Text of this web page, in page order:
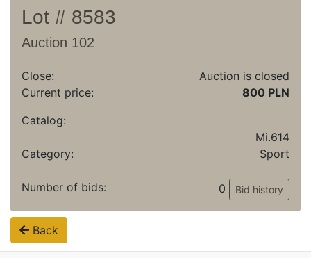
Lot # 8583
Auction 102
Close:
Auction is closed
Current price:
800 PLN
Catalog:
Mi.614
Category:
Sport
Number of bids: 0 Bid history
Back